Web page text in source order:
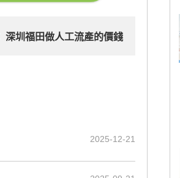
深圳福田做人工流產的價錢
2025-12-21